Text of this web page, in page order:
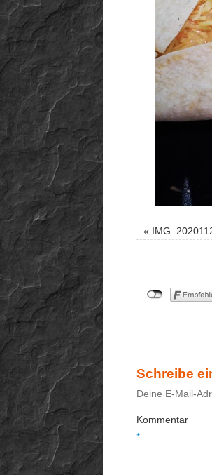
«
Schreibe
Deine E-Mail-
Kommentar
*